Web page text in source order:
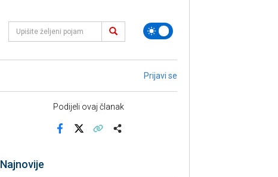
Prijavi se
Podijeli ovaj članak
Najnovije